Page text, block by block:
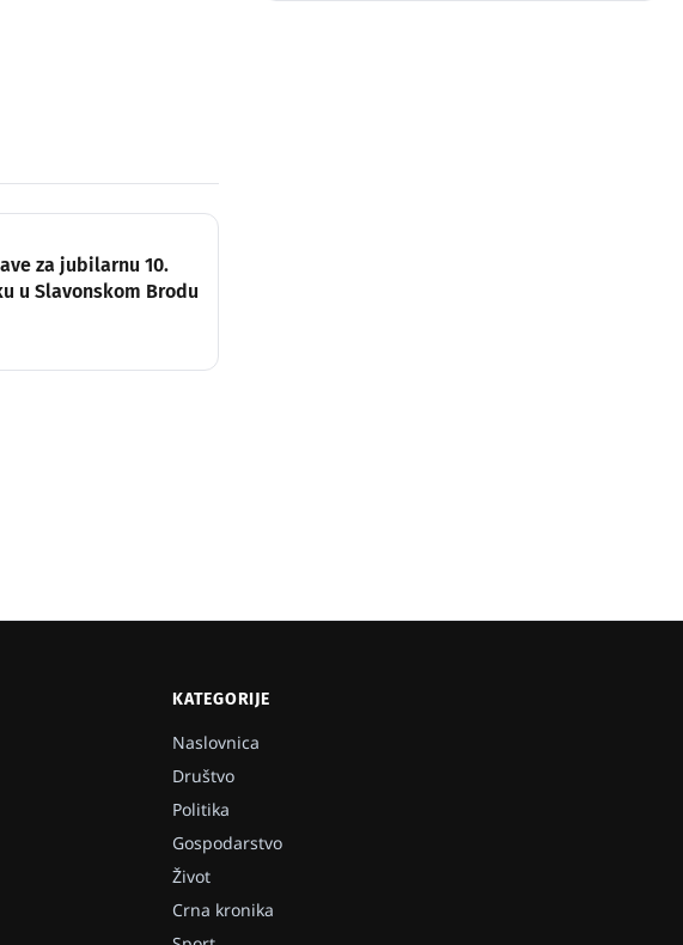
za jubilarnu 10.
u Slavonskom Brodu
KATEGORIJE
Naslovnica
Društvo
Politika
Gospodarstvo
Život
Crna kronika